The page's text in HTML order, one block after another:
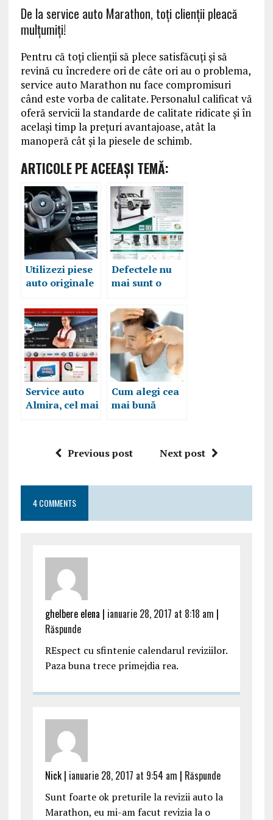
De la service auto Marathon, toţi clienţii pleacă
mulţumiţi!
Pentru că toţi clienţii să plece satisfăcuţi şi să
revină cu încredere ori de câte ori au o problema,
service auto Marathon nu face compromisuri
când este vorba de calitate. Personalul calificat vă
oferă servicii la standarde de calitate ridicate şi în
acelaşi timp la preţuri avantajoase, atât la
manoperă cât şi la piesele de schimb.
ARTICOLE PE ACEEAŞI TEMĂ:
Utilizezi piese
auto originale
ta? Daca nu,
iata la ce
riscuri te
expui.
Defectele nu
mai sunt o
ai un elevator
auto potrivit
Service auto
Almira, cel mai
sectorul 3
Cum alegi cea
mai bună
moderne și
Previous post Next post
4 COMMENTS
ghelbere elena | ianuarie 28, 2017 at 8:18 am |
Răspunde
REspect cu sfintenie calendarul reviziilor.
Paza buna trece primejdia rea.
Nick | ianuarie 28, 2017 at 9:54 am | Răspunde
Sunt foarte ok preturile la revizii auto la
Marathon, eu mi-am facut revizia la o